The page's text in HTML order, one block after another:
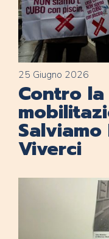
25 Giugno 2026
Contro
Viverci